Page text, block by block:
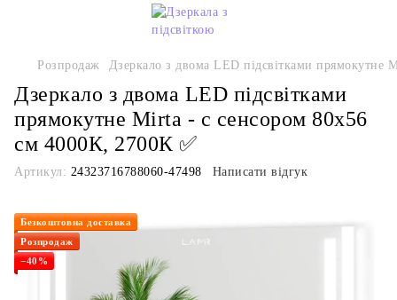
Розпродаж Дзеркало з двома LED підсвітками прямокутне
Дзеркало з двома LED підсвітками
прямокутне Mirta - с сенсором 80x56
см 4000К, 2700К ✅
Артикул: 24323716788060-47498 Написати відгук
Безкоштовна доставка
Розпродаж
−40%